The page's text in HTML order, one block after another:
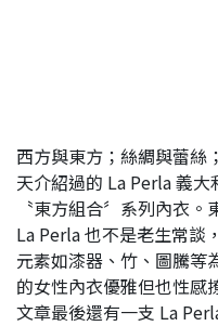
西方與東方；絲綢與蕾絲
天介紹過的 La Perla 義
〝東方組合〞系列內衣
La Perla 也不是老生常談
元素如漆器、竹、圖騰等
的女性內衣優雅但也性感
文章最後還有一支 La